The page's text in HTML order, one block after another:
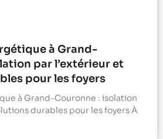
à Grand-
par l’extérieur et
pour les foyers
à Grand-Couronne : isolation
durables pour les foyers À